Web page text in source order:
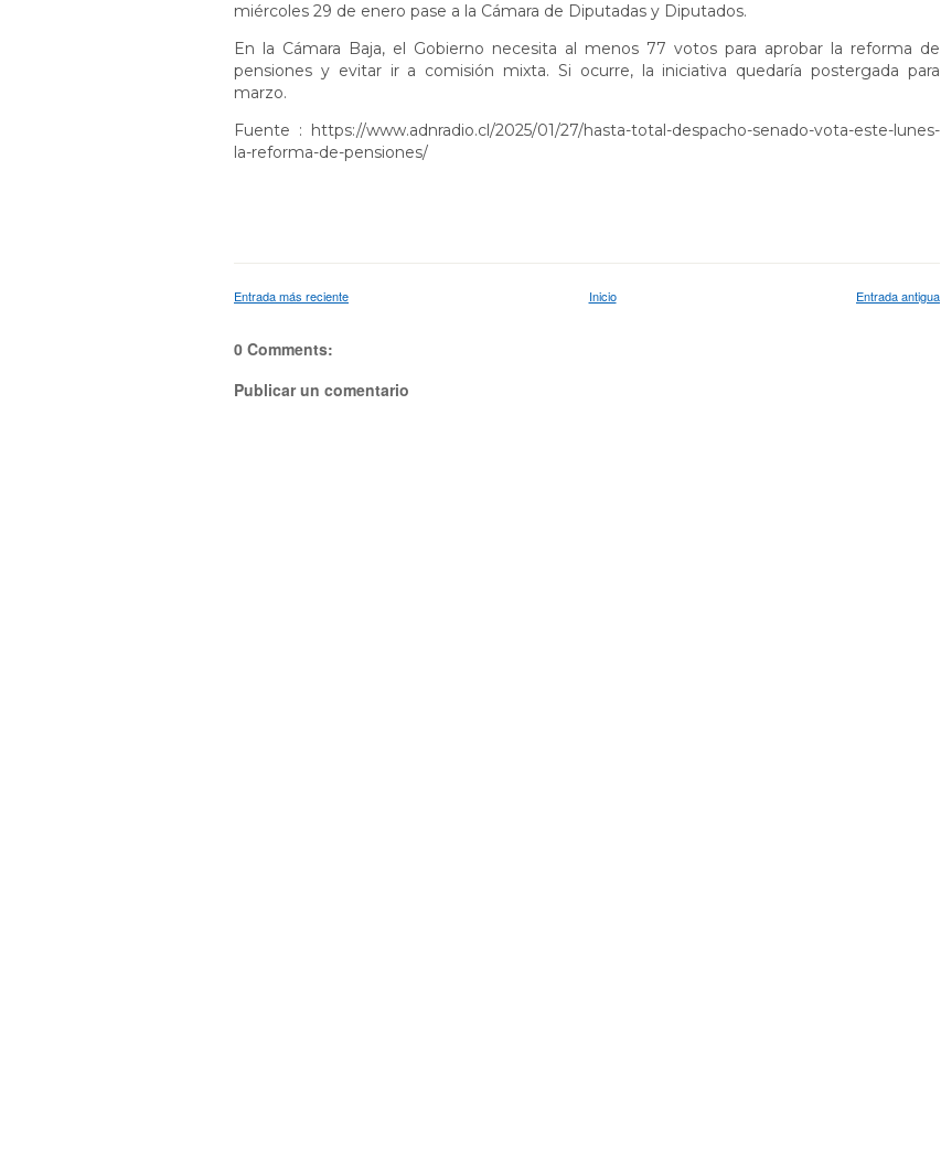
miércoles 29 de enero pase a la Cámara de Diputadas y Diputados.
En la Cámara Baja, el Gobierno necesita al menos 77 votos para aprobar la reforma de
pensiones y evitar ir a comisión mixta. Si ocurre, la iniciativa quedaría postergada para
marzo.
Fuente : https://www.adnradio.cl/2025/01/27/hasta-total-despacho-senado-vota-este-lunes-
la-reforma-de-pensiones/
Entrada más reciente Entrada antigua
Inicio
0 Comments:
Publicar un comentario